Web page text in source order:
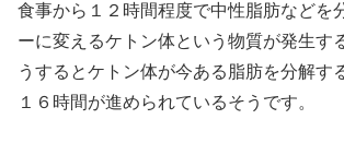
食事から１２時間程度で中性脂肪などを
ーに変えるケトン体という物質が発生す
うするとケトン体が今ある脂肪を分解す
１６時間が進められているそうです。